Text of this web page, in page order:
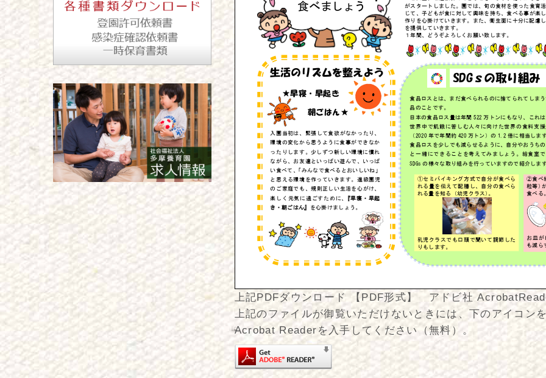
上記PDFダウンロード 【PDF形式】 アドビ社
上記のファイルが御覧いただけないときには、下のアイコン
Acrobat Readerを入手してください（無料）。